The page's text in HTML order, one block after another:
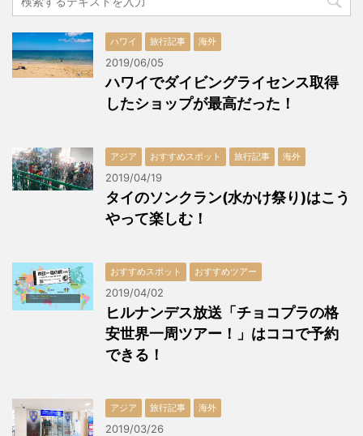
ハワイ 旅行記事 海外
2019/06/05
ハワイでダイビングライセンス取得
したショップが最高だった！
アジア おすすめスポット 旅行記事 海外
2019/04/19
タイのソンクラン(水かけ祭り)はこう
やって楽しむ！
おすすめスポット おすすめツアー
2019/04/02
ヒルナンデス放送「チョコプラの格
安世界一周ツアー！」はココで予約
できる！
アジア 旅行記事 海外
2019/03/26